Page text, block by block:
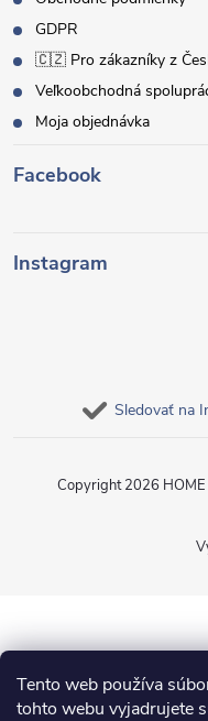
Tento web používa
tohto webu vyjadrujete
GDPR
🇨🇿 Pro zákazníky z
Veľkoobchodná
Moja objednávka
Facebook
Instagram
Sledovať na
Copyright 2026